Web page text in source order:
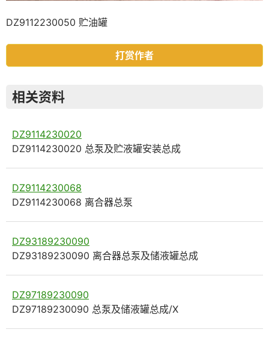
DZ9112230050 贮油罐
打赏作者
相关资料
DZ9114230020
DZ9114230020 总泵及贮液罐安装总成
DZ9114230068
DZ9114230068 离合器总泵
DZ93189230090
DZ93189230090 离合器总泵及储液罐总成
DZ97189230090
DZ97189230090 总泵及储液罐总成/X